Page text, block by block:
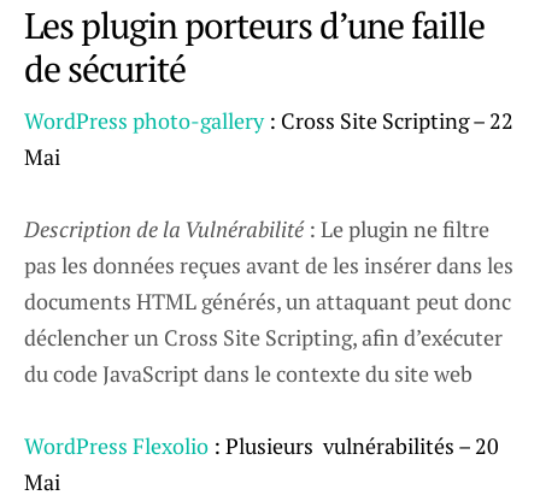
Les plugin porteurs d’une faille
de sécurité
WordPress photo-gallery : Cross Site Scripting – 22
Mai
Description de la Vulnérabilité: Le plugin ne filtre
pas les données reçues avant de les insérer dans les
documents HTML générés, un attaquant peut donc
déclencher un Cross Site Scripting, afin d’exécuter
du code JavaScript dans le contexte du site web
WordPress Flexolio : Plusieurs vulnérabilités – 20
Mai